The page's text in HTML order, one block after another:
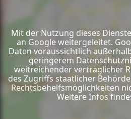
Mit der Nutzung dieses
an Google weitergeleitet.
Daten voraussichtlich
geringerem
weitreichender vertraglicher
des Zugriffs staatlicher
Rechtsbehelfsmöglichkeiten
Weitere Infos